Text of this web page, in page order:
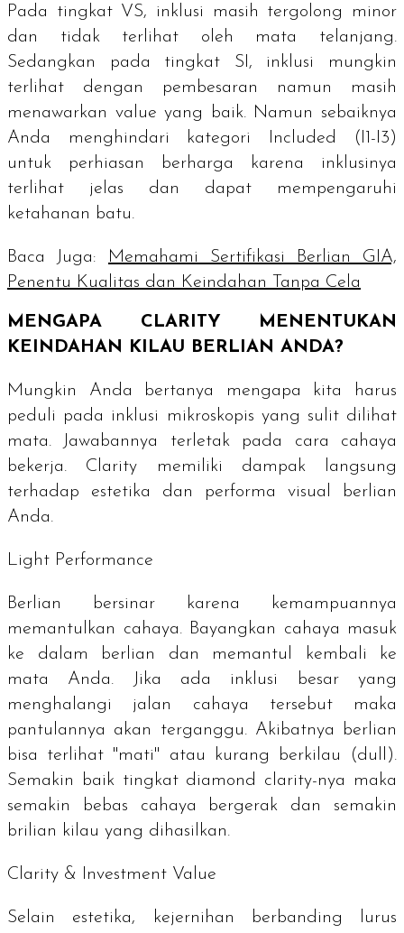
Pada tingkat VS, inklusi masih tergolong minor
dan tidak terlihat oleh mata telanjang.
Sedangkan pada tingkat SI, inklusi mungkin
terlihat dengan pembesaran namun masih
menawarkan value yang baik. Namun sebaiknya
Anda menghindari kategori
Included
(I1-I3)
untuk perhiasan berharga karena inklusinya
terlihat jelas dan dapat mempengaruhi
ketahanan batu.
Baca Juga:
Memahami Sertifikasi Berlian GIA,
Penentu Kualitas dan Keindahan Tanpa Cela
MENGAPA CLARITY MENENTUKAN
KEINDAHAN KILAU BERLIAN ANDA?
Mungkin Anda bertanya mengapa kita harus
peduli pada inklusi mikroskopis yang sulit dilihat
mata. Jawabannya terletak pada cara cahaya
bekerja. Clarity memiliki dampak langsung
terhadap estetika dan performa visual berlian
Anda.
Light Performance
Berlian bersinar karena kemampuannya
memantulkan cahaya. Bayangkan cahaya masuk
ke dalam berlian dan memantul kembali ke
mata Anda. Jika ada inklusi besar yang
menghalangi jalan cahaya tersebut maka
pantulannya akan terganggu. Akibatnya berlian
bisa terlihat "mati" atau kurang berkilau (dull ).
Semakin baik tingkat diamond clarity-nya maka
semakin bebas cahaya bergerak dan semakin
brilian kilau yang dihasilkan.
Clarity & Investment Value
Selain estetika, kejernihan berbanding lurus